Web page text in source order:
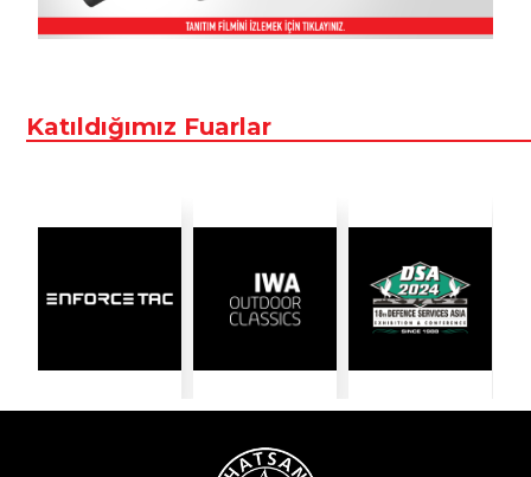
Katıldığımız Fuarlar